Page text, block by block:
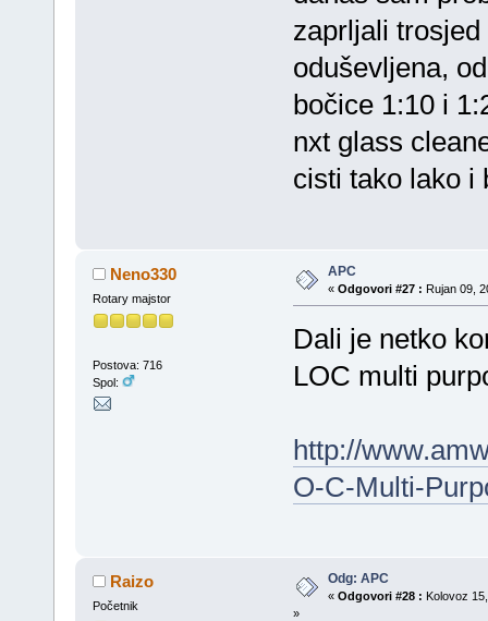
zaprljali
oduševljena,
bočice 1:10 i
nxt glass
cisti tako lako
Neno330
Rotary majstor
Postova: 716
Spol:
APC
« Odgovori #27 : Rujan 09,
Dali je netko
LOC multi
http://
O-C-Multi-
Raizo
Početnik
Odg: APC
« Odgovori #28 : Kolovoz
»